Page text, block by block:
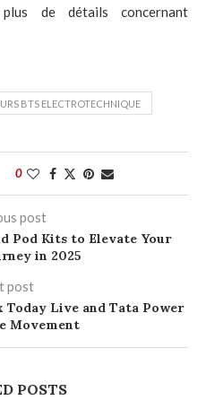
de détails concernant
BTS ELECTROTECHNIQUE
0
post
Pod Kits to Elevate Your
in 2025
post
Today Live and Tata Power
Movement
POSTS